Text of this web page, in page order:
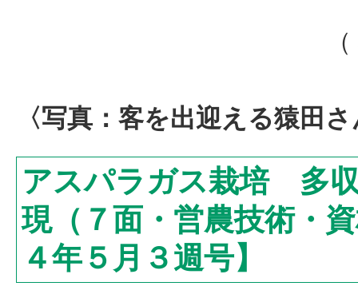
〈写真：客を出迎える猿田
アスパラガス栽培 多
現（７面・営農技術・
４年５月３週号】